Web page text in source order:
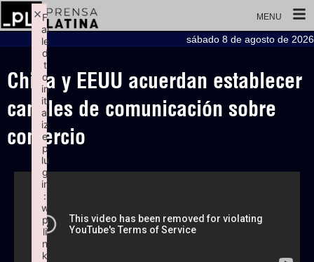
MENU
sábado 8 de agosto de 2026
China y EEUU acuerdan establecer
canales de comunicación sobre
comercio
F
ai
le
d
t
o
in
iti
al
iz
e
p
lu
g
in
:
w
p
li
n
k
×